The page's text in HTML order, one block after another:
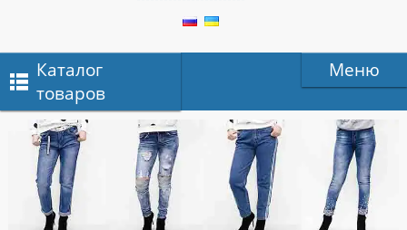
Меню
Каталог
товаров